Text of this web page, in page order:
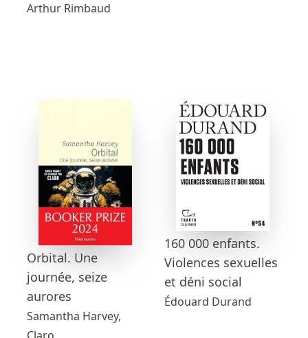
Arthur Rimbaud
Orbital. Une
journée, seize
aurores
Samantha Harvey,
160 000 enfants.
Violences sexuelles
et déni social
Édouard Durand